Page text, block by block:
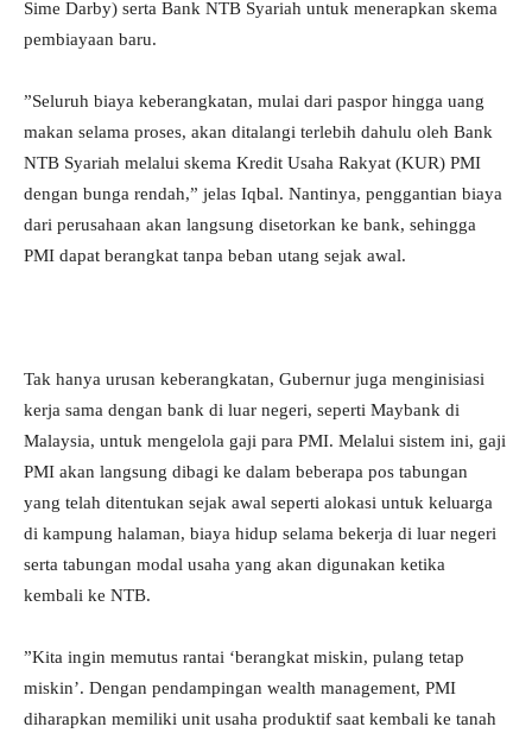
Sime Darby) serta Bank NTB Syariah untuk menerapkan skema
pembiayaan baru.
​”Seluruh biaya keberangkatan, mulai dari paspor hingga uang
makan selama proses, akan ditalangi terlebih dahulu oleh Bank
NTB Syariah melalui skema Kredit Usaha Rakyat (KUR) PMI
dengan bunga rendah,” jelas Iqbal. Nantinya, penggantian biaya
dari perusahaan akan langsung disetorkan ke bank, sehingga
PMI dapat berangkat tanpa beban utang sejak awal.
​Tak hanya urusan keberangkatan, Gubernur juga menginisiasi
kerja sama dengan bank di luar negeri, seperti Maybank di
Malaysia, untuk mengelola gaji para PMI. Melalui sistem ini, gaji
PMI akan langsung dibagi ke dalam beberapa pos tabungan
yang telah ditentukan sejak awal seperti alokasi untuk keluarga
di kampung halaman, biaya hidup selama bekerja di luar negeri
serta tabungan modal usaha yang akan digunakan ketika
kembali ke NTB.
​”Kita ingin memutus rantai ‘berangkat miskin, pulang tetap
miskin’. Dengan pendampingan wealth management, PMI
diharapkan memiliki unit usaha produktif saat kembali ke tanah